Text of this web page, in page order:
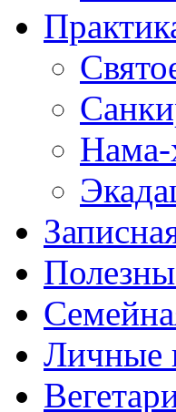
Нама-
Личные